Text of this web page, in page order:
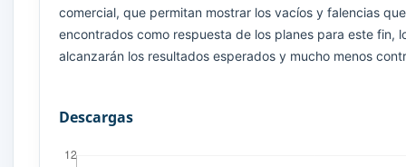
comercial, que permitan mostrar los vacíos y falencias
encontrados como respuesta de los planes para este fin,
alcanzarán los resultados esperados y mucho menos
Descargas